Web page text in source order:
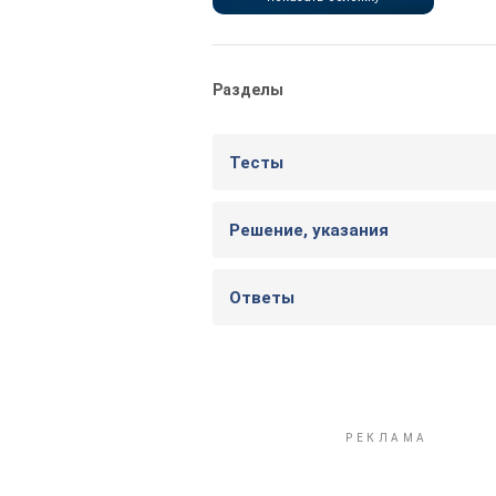
Разделы
Тесты
Решение, указания
Ответы